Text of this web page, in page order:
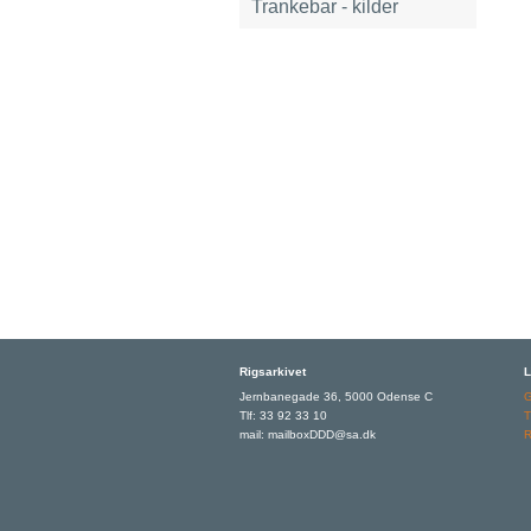
Trankebar - kilder
Rigsarkivet
Jernbanegade 36, 5000 Odense C
Tlf: 33 92 33 10
mail: mailboxDDD@sa.dk